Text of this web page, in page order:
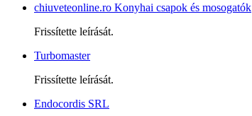
chiuveteonline.ro Konyhai csapok és mosogatók
Frissítette leírását.
Turbomaster
Frissítette leírását.
Endocordis SRL